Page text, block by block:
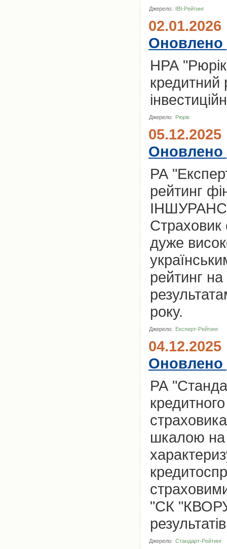
Джерело: ІВІ-Рейтинг
02.01.2026
Оновлено
НРА
кредитний
Джерело: Рюрік
05.12.2025
РА
рейтинг
ІНШУРАНС"
Страховик
дуже
рейтинг на
року.
Джерело: Експерт-Рейтинг
04.12.2025
РА
шкалою на
"СК
Джерело: Стандарт-Рейтинг